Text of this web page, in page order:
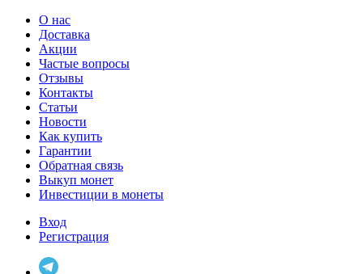
О нас
Доставка
Акции
Частые вопросы
Отзывы
Контакты
Статьи
Новости
Как купить
Гарантии
Обратная связь
Выкуп монет
Инвестиции в монеты
Вход
Регистрация